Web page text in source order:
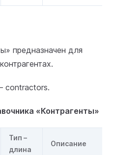
предназначен для
contractors.
«Контрагенты»
Тип –
длина
Описание